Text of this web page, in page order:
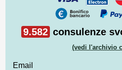
9.582 consulenze
(vedi l'archivio
Email